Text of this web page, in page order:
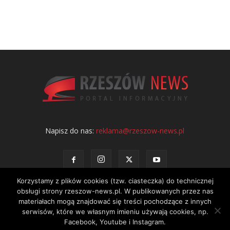
Napisz do nas:reklama@rzeszow-news.pl
Kontakt Polityka prywatności Regulamin portalu
Korzystamy z plików cookies (tzw. ciasteczka) do technicznej
obsługi strony rzeszow-news.pl. W publikowanych przez nas
materiałach mogą znajdować się treści pochodzące z innych
serwisów, które we własnym imieniu używają cookies, np.
Facebook, Youtube i Instagram.